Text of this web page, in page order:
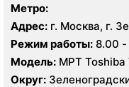
Метро:
Адрес: г. Москва, г.
корпус 1514
Режим работы: 8.00
Модель: МРТ Toshiba
Aquilion Prime CXL
Округ: